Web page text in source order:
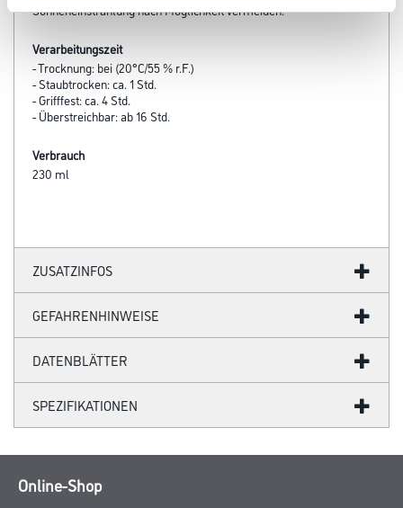
Sonneneinstrahlung nach Möglichkeit vermeiden.
Verarbeitungszeit
- Trocknung: bei (20°C/55 % r.F.)
- Staubtrocken: ca. 1 Std.
- Grifffest: ca. 4 Std.
- Überstreichbar: ab 16 Std.
Verbrauch
230 ml
ZUSATZINFOS
GEFAHRENHINWEISE
DATENBLÄTTER
SPEZIFIKATIONEN
Online-Shop